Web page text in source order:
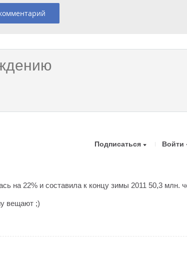
Подписаться Войти
на 22% и составила к концу зимы 2011 50,3 млн.
вещают ;)